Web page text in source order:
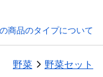
商品のタイプについて
野菜 野菜セット